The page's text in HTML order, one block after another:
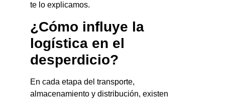
te lo explicamos.
¿Cómo influye la
logística en el
desperdicio?
En cada etapa del transporte,
almacenamiento y distribución, existen